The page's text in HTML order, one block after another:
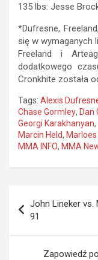
135 lbs: Jesse
*Dufresne,
się w wymaganych
Freeland i
dodatkowego
Cronkhite została
Tags: Alexis
Chase Gormley, Dan
Georgi Karakhanyan,
Marcin Held,
MMA INFO, MMA
wpisu
John Lineker vs.
91
Zapowiedź